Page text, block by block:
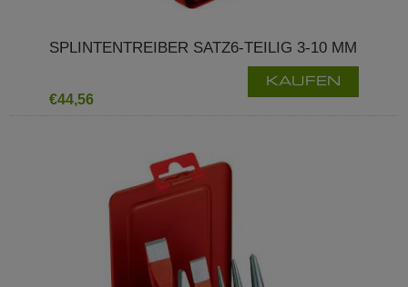
SPLINTENTREIBER SATZ6-TEILIG 3-10 MM
€44,56
KAUFEN